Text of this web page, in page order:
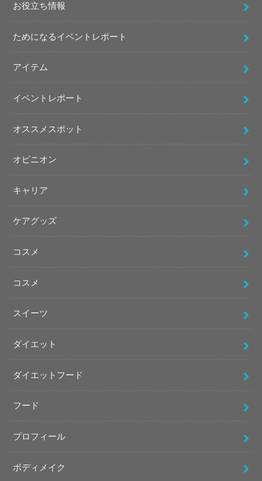
お役立ち情報
ためになるイベントレポート
アイテム
イベントレポート
オススメスポット
オピニオン
キャリア
ケアグッズ
コスメ
コスメ
スイーツ
ダイエット
ダイエットフード
フード
プロフィール
ボディメイク